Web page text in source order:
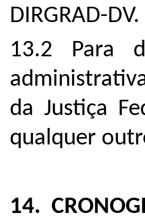
DIRGRAD-DV.
13.2 Para
da Justiça
qualquer
14.